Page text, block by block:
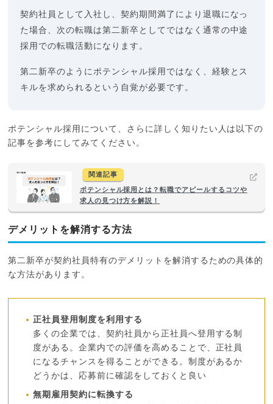
契約社員として入社し、契約期間満了により退職になっ
た場合、次の転職は第二新卒としてではなく通常の中途
採用での転職活動になります。
第二新卒のようにポテンシャル採用ではなく、経験とス
キルを求められるという自覚が必要です。
ポテンシャル採用について、さらに詳しく知りたい人は以下の
記事を参考にしてみてください。
関連記事
ポテンシャル採用とは？転職でアピールするコツや
求人の見つけ方を解説！
デメリットを解消する方法
第二新卒が契約社員特有のデメリットを解消するための具体的
な方法があります。
正社員登用制度を利用する
多くの企業では、契約社員から正社員へ登用する制
度がある。企業内での評価を高めることで、正社員
になるチャンスを得ることができる。制度があるか
どうかは、応募前に確認をしておくと良い
無期雇用契約に転換する